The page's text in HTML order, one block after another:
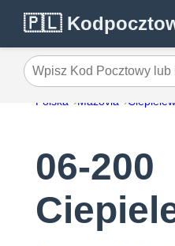
🇵🇱
Wpisz Kod Pocztowy lub
Polska Mazovia
06-200